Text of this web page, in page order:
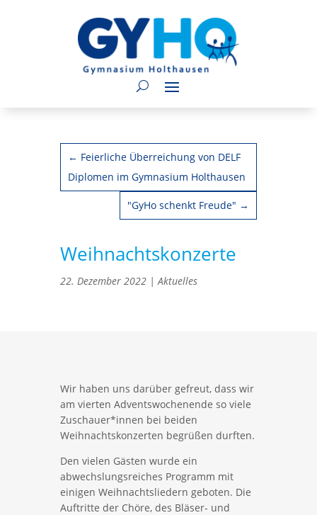
← Feierliche Überreichung von DELF
Diplomen im Gymnasium Holthausen
"GyHo schenkt Freude" →
Weihnachtskonzerte
22. Dezember 2022|Aktuelles
Wir haben uns darüber gefreut, dass wir
am vierten Adventswochenende so viele
Zuschauer*innen bei beiden
Weihnachtskonzerten begrüßen durften.
Den vielen Gästen wurde ein
abwechslungsreiches Programm mit
einigen Weihnachtsliedern geboten. Die
Auftritte der Chöre, des Bläser- und